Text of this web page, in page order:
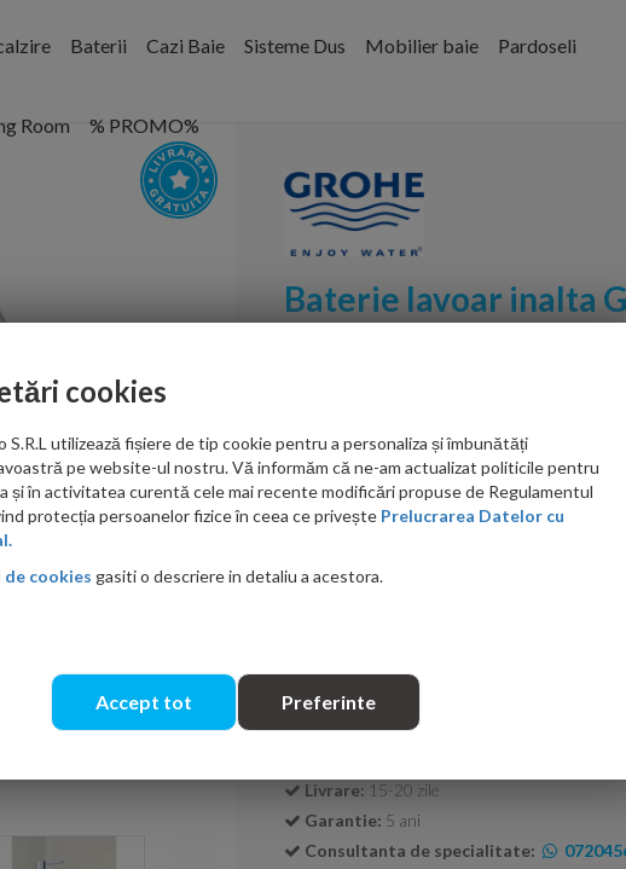
Baterii Cazi Baie Sisteme Dus Mobilier baie Pardoseli
Room % PROMO%
Baterie lavoar inalta
monocomanda crom
PRP: 3,605.00 RON
2,522.00 RON
Ati gasit in alta parte mai
Cantitate:
Transport GRATUIT la comenzi peste
Livrare: 15-20 zile
Garantie: 5 ani
Consultanta de specialitate:
cookies
S.R.L utilizează fișiere de tip cookie pentru a personaliza și îmbunătăți
pe website-ul nostru. Vă informăm că ne-am actualizat politicile pentru
și în activitatea curentă cele mai recente modificări propuse de Regulamentul
protecția persoanelor fizice în ceea ce privește Prelucrarea Datelor cu
cookies gasiti o descriere in detaliu a acestora.
Accept tot Preferinte